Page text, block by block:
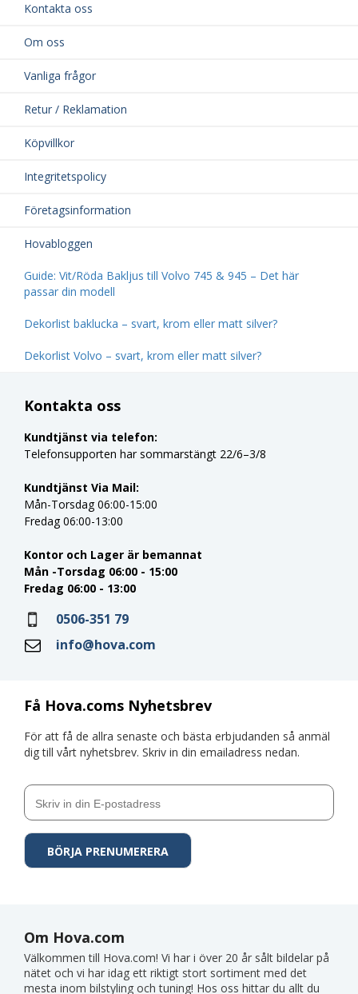
Kontakta oss
Om oss
Vanliga frågor
Retur / Reklamation
Köpvillkor
Integritetspolicy
Företagsinformation
Hovabloggen
Guide: Vit/Röda Bakljus till Volvo 745 & 945 – Det här
passar din modell
Dekorlist baklucka – svart, krom eller matt silver?
Dekorlist Volvo – svart, krom eller matt silver?
Få Hova.coms Nyhetsbrev
För att få de allra senaste och bästa erbjudanden så anmäl
dig till vårt nyhetsbrev. Skriv in din emailadress nedan.
Kontakta oss
Kundtjänst via telefon:
Telefonsupporten har sommarstängt 22/6–3/8
Kundtjänst Via Mail:
Mån-Torsdag 06:00-15:00
Fredag 06:00-13:00
Kontor och Lager är bemannat
Mån -Torsdag 06:00 - 15:00
Fredag 06:00 - 13:00
0506-351 79
info@hova.com
Om Hova.com
Välkommen till Hova.com! Vi har i över 20 år sålt bildelar på
nätet och vi har idag ett riktigt stort sortiment med det
mesta inom bilstyling och tuning! Hos oss hittar du allt du